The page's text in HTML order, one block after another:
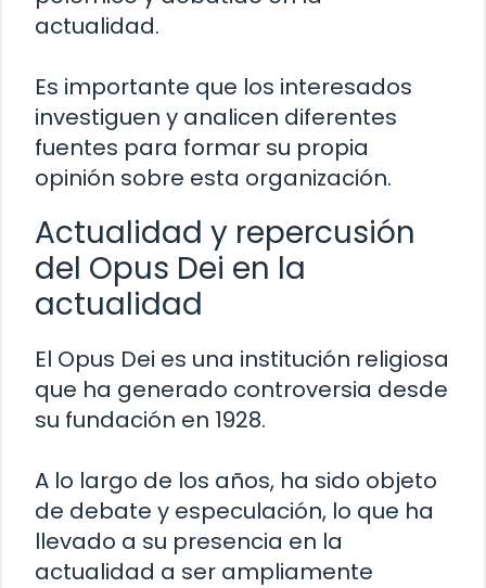
actualidad.
Es importante que los interesados ​​
investiguen y analicen diferentes
fuentes para formar su propia
opinión sobre esta organización.
Actualidad y repercusión
del Opus Dei en la
actualidad
El Opus Dei es una institución religiosa
que ha generado controversia desde
su fundación en 1928.
A lo largo de los años, ha sido objeto
de debate y especulación, lo que ha
llevado a su presencia en la
actualidad a ser ampliamente